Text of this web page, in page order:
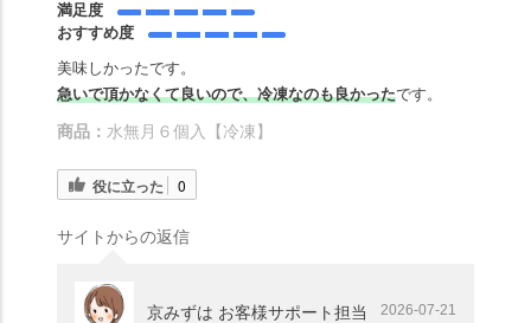
満足度
おすすめ度
美味しかったです。
急いで頂かなくて良いので、冷凍なのも良かったです。
商品： 水無月６個入【冷凍】
役に立った 0
サイトからの返信
京みずは お客様サポート担当 2026-07-21